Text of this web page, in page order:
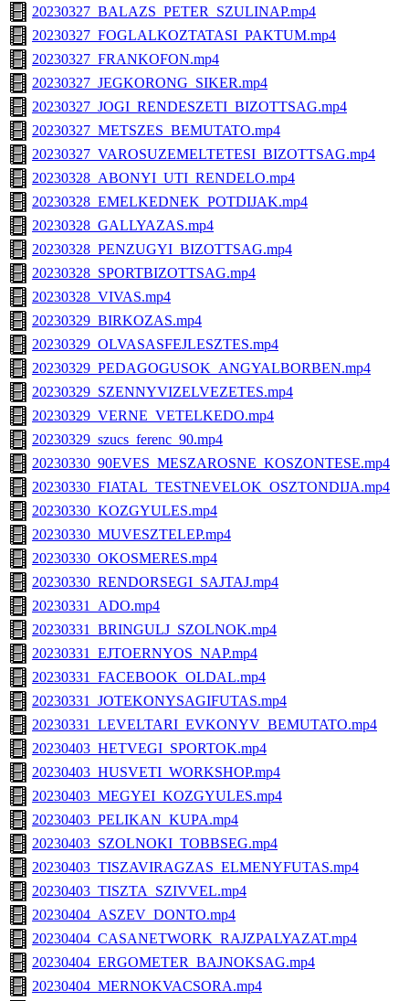
20230327_BALAZS_PETER_SZULINAP.mp4
20230327_FOGLALKOZTATASI_PAKTUM.mp4
20230327_FRANKOFON.mp4
20230327_JEGKORONG_SIKER.mp4
20230327_JOGI_RENDESZETI_BIZOTTSAG.mp4
20230327_METSZES_BEMUTATO.mp4
20230327_VAROSUZEMELTETESI_BIZOTTSAG.mp4
20230328_ABONYI_UTI_RENDELO.mp4
20230328_EMELKEDNEK_POTDIJAK.mp4
20230328_GALLYAZAS.mp4
20230328_PENZUGYI_BIZOTTSAG.mp4
20230328_SPORTBIZOTTSAG.mp4
20230328_VIVAS.mp4
20230329_BIRKOZAS.mp4
20230329_OLVASASFEJLESZTES.mp4
20230329_PEDAGOGUSOK_ANGYALBORBEN.mp4
20230329_SZENNYVIZELVEZETES.mp4
20230329_VERNE_VETELKEDO.mp4
20230329_szucs_ferenc_90.mp4
20230330_90EVES_MESZAROSNE_KOSZONTESE.mp4
20230330_FIATAL_TESTNEVELOK_OSZTONDIJA.mp4
20230330_KOZGYULES.mp4
20230330_MUVESZTELEP.mp4
20230330_OKOSMERES.mp4
20230330_RENDORSEGI_SAJTAJ.mp4
20230331_ADO.mp4
20230331_BRINGULJ_SZOLNOK.mp4
20230331_EJTOERNYOS_NAP.mp4
20230331_FACEBOOK_OLDAL.mp4
20230331_JOTEKONYSAGIFUTAS.mp4
20230331_LEVELTARI_EVKONYV_BEMUTATO.mp4
20230403_HETVEGI_SPORTOK.mp4
20230403_HUSVETI_WORKSHOP.mp4
20230403_MEGYEI_KOZGYULES.mp4
20230403_PELIKAN_KUPA.mp4
20230403_SZOLNOKI_TOBBSEG.mp4
20230403_TISZAVIRAGZAS_ELMENYFUTAS.mp4
20230403_TISZTA_SZIVVEL.mp4
20230404_ASZEV_DONTO.mp4
20230404_CASANETWORK_RAJZPALYAZAT.mp4
20230404_ERGOMETER_BAJNOKSAG.mp4
20230404_MERNOKVACSORA.mp4